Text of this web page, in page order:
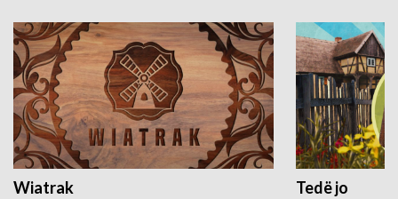
Wiatrak Tedë jo